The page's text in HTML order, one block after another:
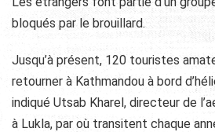
bloqués par le brouillard.
Jusqu’à présent, 120 touristes
retourner à Kathmandou à bord
indiqué Utsab Kharel, directeur de
à Lukla, par où transitent chaque